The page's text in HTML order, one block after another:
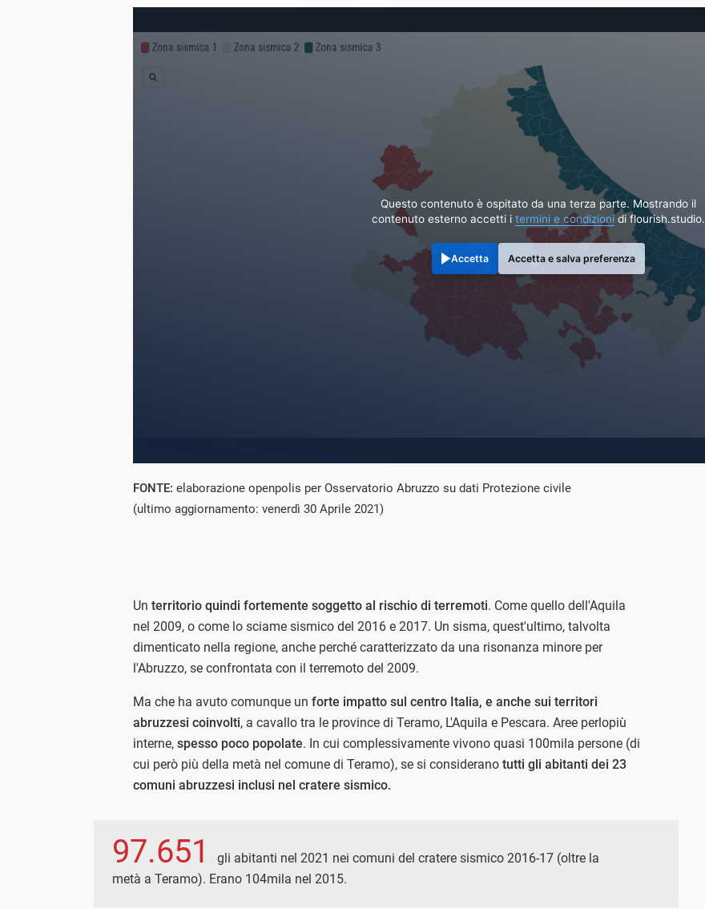
Questo contenuto è ospitato da una terza parte. Mostrando il
contenuto esterno accetti i termini e condizionidi flourish.studio.
Accetta Accetta e salva preferenza
FONTE: elaborazione openpolis per Osservatorio Abruzzo su dati Protezione civile
(ultimo aggiornamento: venerdì 30 Aprile 2021)
Un territorio quindi fortemente soggetto al rischio di terremoti. Come quello dell'Aquila
nel 2009, o come lo sciame sismico del 2016 e 2017. Un sisma, quest'ultimo, talvolta
dimenticato nella regione, anche perché caratterizzato da una risonanza minore per
l'Abruzzo, se confrontata con il terremoto del 2009.
Ma che ha avuto comunque un forte impatto sul centro Italia, e anche sui territori
abruzzesi coinvolti, a cavallo tra le province di Teramo, L'Aquila e Pescara. Aree perlopiù
interne, spesso poco popolate. In cui complessivamente vivono quasi 100mila persone (di
cui però più della metà nel comune di Teramo), se si considerano tutti gli abitanti dei 23
comuni abruzzesi inclusi nel cratere sismico.
97.651
gli abitanti nel 2021 nei comuni del cratere sismico 2016-17 (oltre la
metà a Teramo). Erano 104mila nel 2015.